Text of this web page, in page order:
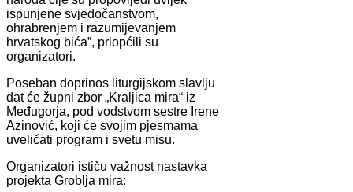
ispunjene svjedočanstvom,
ohrabrenjem i razumijevanjem
hrvatskog bića”, priopćili su
organizatori.
Poseban doprinos liturgijskom slavlju
dat će župni zbor „Kraljica mira“ iz
Međugorja, pod vodstvom sestre Irene
Azinović, koji će svojim pjesmama
uveličati program i svetu misu.
Organizatori ističu važnost nastavka
projekta Groblja mira: